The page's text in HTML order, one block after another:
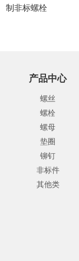
制非标螺栓
产品中心
螺丝
螺栓
螺母
垫圈
铆钉
非标件
其他类